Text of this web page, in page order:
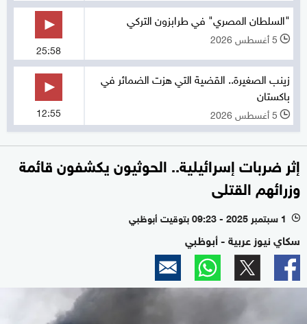
"السلطان المصري" في طرابزون التركي
l 5 أغسطس 2026
25:58
زينب الصغيرة.. القضية التي هزت الضمائر في
باكستان
l 5 أغسطس 2026 12:55
إثر ضربات إسرائيلية.. الحوثيون يكشفون قائمة
وزرائهم القتلى
l 1 سبتمبر 2025 - 09:23 بتوقيت أبوظبي
سكاي نيوز عربية - أبوظبي